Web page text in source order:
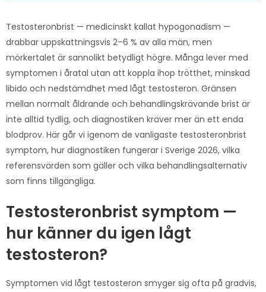
Testosteronbrist — medicinskt kallat hypogonadism —
drabbar uppskattningsvis 2–6 % av alla män, men
mörkertalet är sannolikt betydligt högre. Många lever med
symptomen i åratal utan att koppla ihop trötthet, minskad
libido och nedstämdhet med lågt testosteron. Gränsen
mellan normalt åldrande och behandlingskrävande brist är
inte alltid tydlig, och diagnostiken kräver mer än ett enda
blodprov. Här går vi igenom de vanligaste testosteronbrist
symptom, hur diagnostiken fungerar i Sverige 2026, vilka
referensvärden som gäller och vilka behandlingsalternativ
som finns tillgängliga.
Testosteronbrist symptom —
hur känner du igen lågt
testosteron?
Symptomen vid lågt testosteron smyger sig ofta på gradvis,